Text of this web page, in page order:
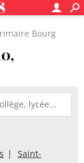
Bourg
Saint-